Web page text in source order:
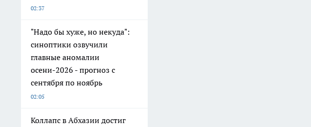
02:37
"Надо бы хуже, но некуда":
синоптики озвучили
главные аномалии
осени-2026 - прогноз с
сентября по ноябрь
02:05
Коллапс в Абхазии достиг